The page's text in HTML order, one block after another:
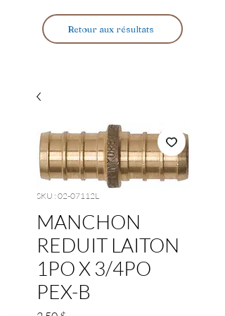
Retour aux résultats
SKU : 02-07112L
MANCHON
REDUIT LAITON
1PO X 3/4PO
PEX-B